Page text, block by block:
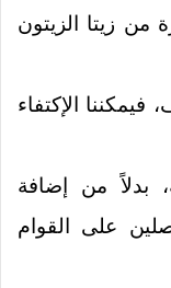
الكبيرة من زيتا الزيتون
الإكتفاء
بدلاً من إضافة
على القوام